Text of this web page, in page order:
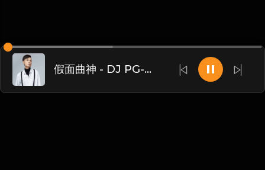
假面曲神 - DJ PG-Devido Horário (JIANG.x & Chna.A3 Remix)（JIANG.x remix）